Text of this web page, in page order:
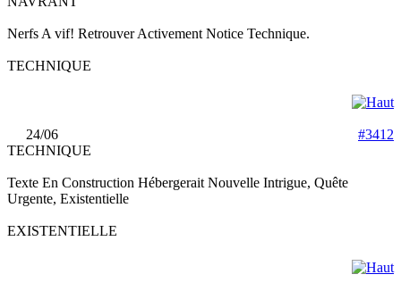
Nerfs A vif! Retrouver Activement Notice Technique.
TECHNIQUE
24/06
#3412
TECHNIQUE
Texte En Construction Hébergerait Nouvelle Intrigue, Quête
Urgente, Existentielle
EXISTENTIELLE